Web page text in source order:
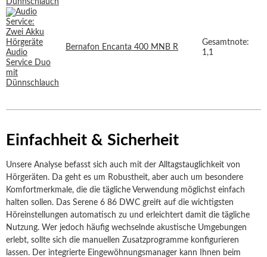
Bernafon Encanta 400 MNB R
Gesamtnote:
1,1
Einfachheit & Sicherheit
Unsere Analyse befasst sich auch mit der Alltagstauglichkeit von
Hörgeräten. Da geht es um Robustheit, aber auch um besondere
Komfortmerkmale, die die tägliche Verwendung möglichst einfach
halten sollen. Das Serene 6 86 DWC greift auf die wichtigsten
Höreinstellungen automatisch zu und erleichtert damit die tägliche
Nutzung. Wer jedoch häufig wechselnde akustische Umgebungen
erlebt, sollte sich die manuellen Zusatzprogramme konfigurieren
lassen. Der integrierte Eingewöhnungsmanager kann Ihnen beim